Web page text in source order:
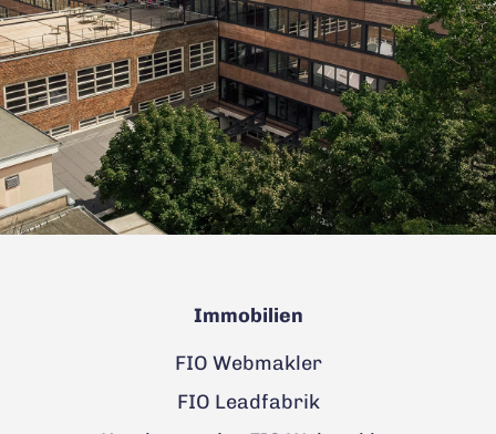
Immobilien
FIO Webmakler
FIO Leadfabrik